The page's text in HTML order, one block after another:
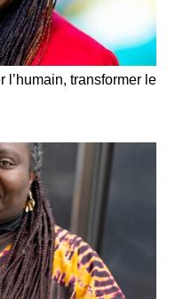
l’humain, transformer le